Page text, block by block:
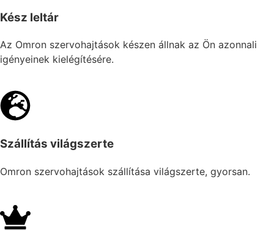
Kész leltár
Az Omron szervohajtások készen állnak az Ön azonnali
igényeinek kielégítésére.
Szállítás világszerte
Omron szervohajtások szállítása világszerte, gyorsan.